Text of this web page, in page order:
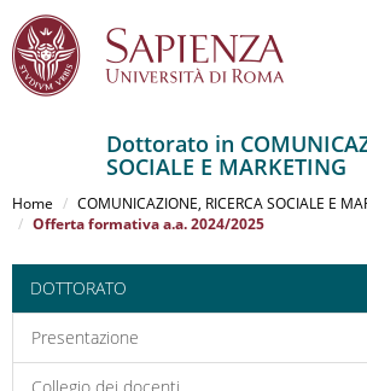
al
contenuto
Dottorato in
SOCIALE E MARKETING
Home
COMUNICAZIONE, RICERCA SOCIALE E
Offerta formativa a.a. 2024/2025
DOTTORATO
Presentazione